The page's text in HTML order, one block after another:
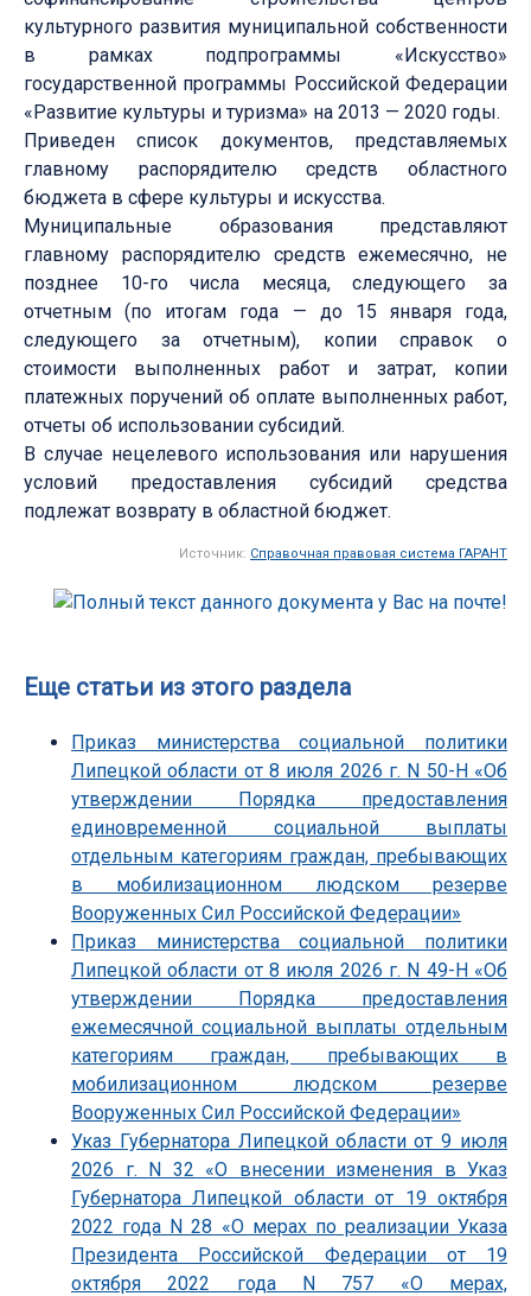
культурного развития муниципальной собственности
в рамках подпрограммы «Искусство»
государственной программы Российской Федерации
«Развитие культуры и туризма» на 2013 — 2020 годы.
Приведен список документов, представляемых
главному распорядителю средств областного
бюджета в сфере культуры и искусства.
Муниципальные образования представляют
главному распорядителю средств ежемесячно, не
позднее 10-го числа месяца, следующего за
отчетным (по итогам года — до 15 января года,
следующего за отчетным), копии справок о
стоимости выполненных работ и затрат, копии
платежных поручений об оплате выполненных работ,
отчеты об использовании субсидий.
В случае нецелевого использования или нарушения
условий предоставления субсидий средства
подлежат возврату в областной бюджет.
Источник: Справочная правовая система ГАРАНТ
Еще статьи из этого раздела
Приказ министерства социальной политики
Липецкой области от 8 июля 2026 г. N 50-Н «Об
утверждении Порядка предоставления
единовременной социальной выплаты
отдельным категориям граждан, пребывающих
в мобилизационном людском резерве
Вооруженных Сил Российской Федерации»
Приказ министерства социальной политики
Липецкой области от 8 июля 2026 г. N 49-Н «Об
утверждении Порядка предоставления
ежемесячной социальной выплаты отдельным
категориям граждан, пребывающих в
мобилизационном людском резерве
Вооруженных Сил Российской Федерации»
Указ Губернатора Липецкой области от 9 июля
2026 г. N 32 «О внесении изменения в Указ
Губернатора Липецкой области от 19 октября
2022 года N 28 «О мерах по реализации Указа
Президента Российской Федерации от 19
октября 2022 года N 757 «О мерах,